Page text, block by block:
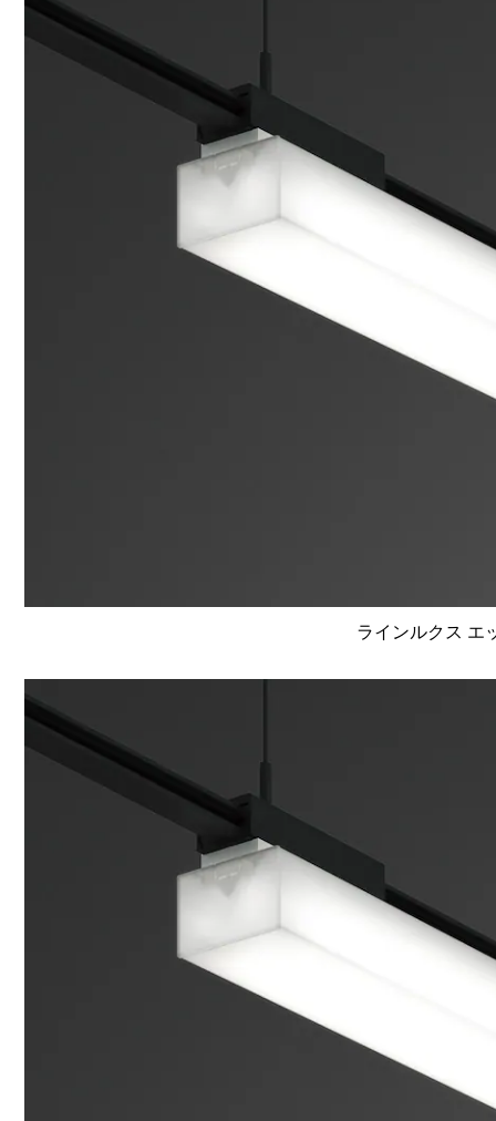
ラインルクス エ